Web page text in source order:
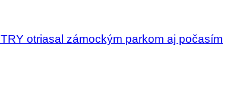
otriasal zámockým parkom aj počasím